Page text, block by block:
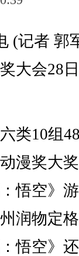
记者 郭
大会28
类10组
漫奖大
悟空》
润物定
悟空》